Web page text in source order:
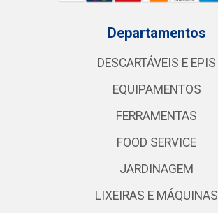
Departamentos
DESCARTÁVEIS E EPIS
EQUIPAMENTOS
FERRAMENTAS
FOOD SERVICE
JARDINAGEM
LIXEIRAS E MÁQUINAS